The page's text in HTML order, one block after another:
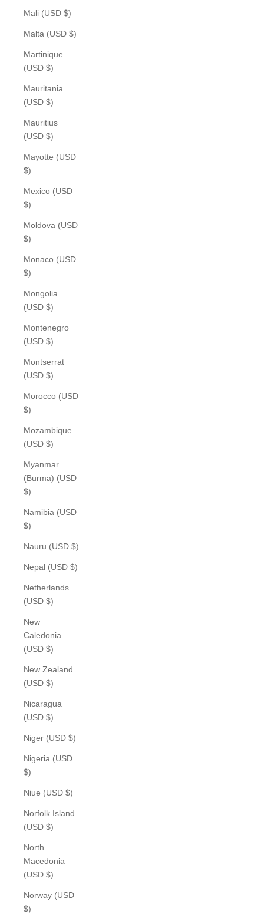
Mali (USD $)
Malta (USD $)
Martinique
(USD $)
Mauritania
(USD $)
Mauritius
(USD $)
Mayotte (USD
$)
Mexico (USD
$)
Moldova (USD
$)
Monaco (USD
$)
Mongolia
(USD $)
Montenegro
(USD $)
Montserrat
(USD $)
Morocco (USD
$)
Mozambique
(USD $)
Myanmar
(Burma) (USD
$)
Namibia (USD
$)
Nauru (USD $)
Nepal (USD $)
Netherlands
(USD $)
New
Caledonia
(USD $)
New Zealand
(USD $)
Nicaragua
(USD $)
Niger (USD $)
Nigeria (USD
$)
Niue (USD $)
Norfolk Island
(USD $)
North
Macedonia
(USD $)
Norway (USD
$)